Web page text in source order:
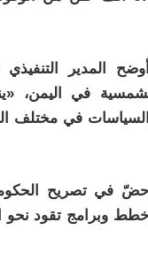
المدير
في اليمن،
في مختلف
في تصريح الحكومة
وبرامج تقود نحو